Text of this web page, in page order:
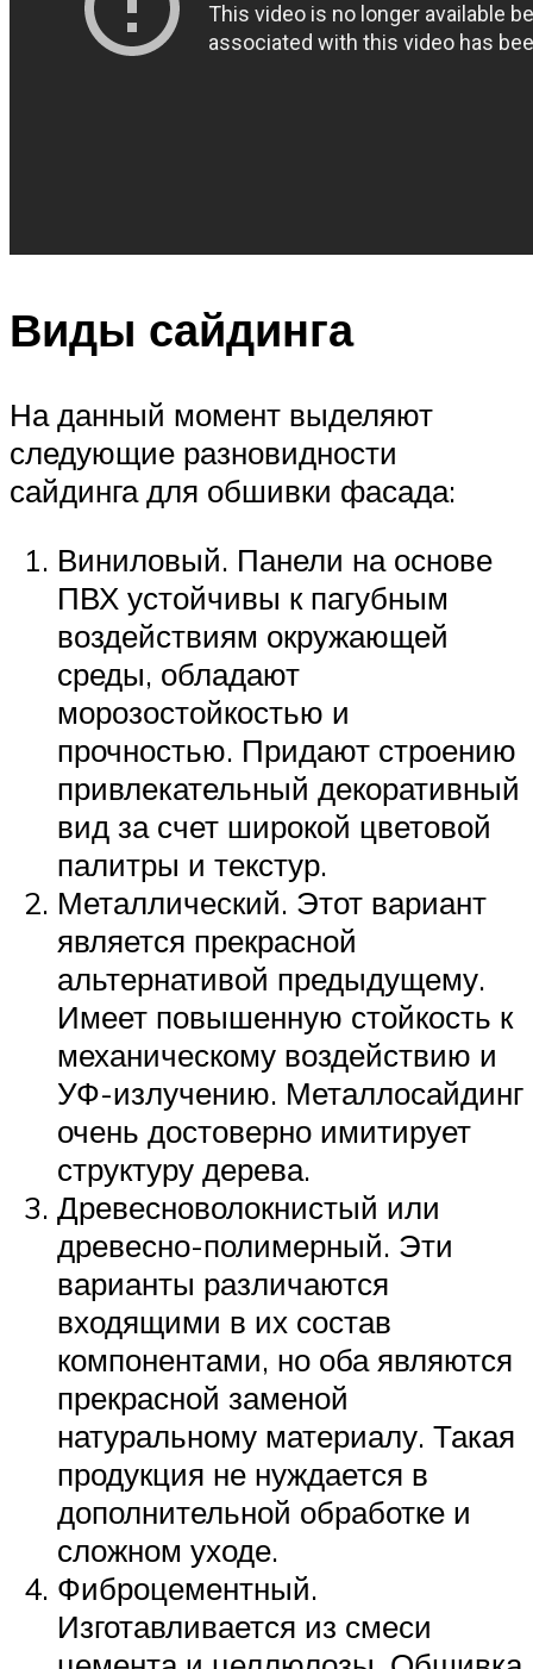
Виды сайдинга
На данный момент выделяют
следующие разновидности
сайдинга для обшивки фасада:
Виниловый. Панели на основе
ПВХ устойчивы к пагубным
воздействиям окружающей
среды, обладают
морозостойкостью и
прочностью. Придают строению
привлекательный декоративный
вид за счет широкой цветовой
палитры и текстур.
Металлический. Этот вариант
является прекрасной
альтернативой предыдущему.
Имеет повышенную стойкость к
механическому воздействию и
УФ-излучению. Металлосайдинг
очень достоверно имитирует
структуру дерева.
Древесноволокнистый или
древесно-полимерный. Эти
варианты различаются
входящими в их состав
компонентами, но оба являются
прекрасной заменой
натуральному материалу. Такая
продукция не нуждается в
дополнительной обработке и
сложном уходе.
Фиброцементный.
Изготавливается из смеси